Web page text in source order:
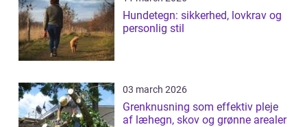
Hundetegn: sikkerhed, lovkrav og
personlig stil
03 march 2026
Grenknusning som effektiv pleje
af læhegn, skov og grønne arealer